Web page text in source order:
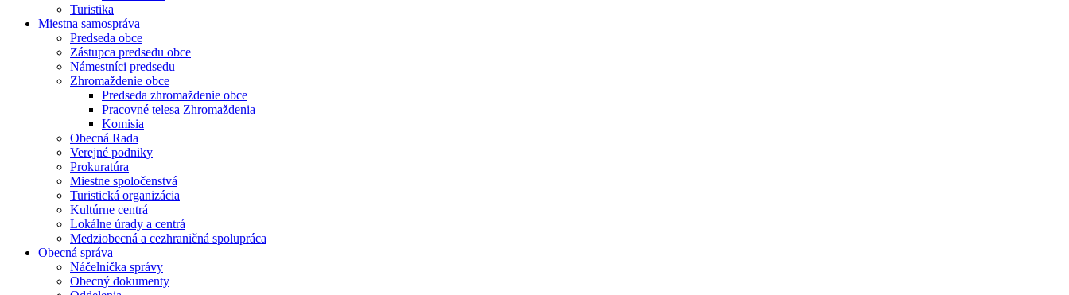
Turistika
Miestna samospráva
Predseda obce
Zástupca predsedu obce
Námestníci predsedu
Zhromaždenie obce
Predseda zhromaždenie obce
Pracovné telesa Zhromaždenia
Komisia
Obecná Rada
Verejné podniky
Prokuratúra
Miestne spoločenstvá
Turistická organizácia
Kultúrne centrá
Lokálne úrady a centrá
Medziobecná a cezhraničná spolupráca
Obecná správa
Náčelníčka správy
Obecný dokumenty